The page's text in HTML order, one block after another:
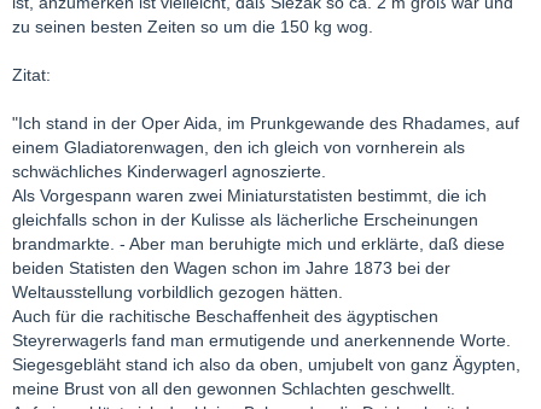
zu seinen besten Zeiten so um die 150 kg wog.
Zitat:
"Ich stand in der Oper Aida, im Prunkgewande des Rhadames, auf
einem Gladiatorenwagen, den ich gleich von vornherein als
schwächliches Kinderwagerl agnoszierte.
Als Vorgespann waren zwei Miniaturstatisten bestimmt, die ich
gleichfalls schon in der Kulisse als lächerliche Erscheinungen
brandmarkte. - Aber man beruhigte mich und erklärte, daß diese
beiden Statisten den Wagen schon im Jahre 1873 bei der
Weltausstellung vorbildlich gezogen hätten.
Auch für die rachitische Beschaffenheit des ägyptischen
Steyrerwagerls fand man ermutigende und anerkennende Worte.
Siegesgebläht stand ich also da oben, umjubelt von ganz Ägypten,
meine Brust von all den gewonnen Schlachten geschwellt.